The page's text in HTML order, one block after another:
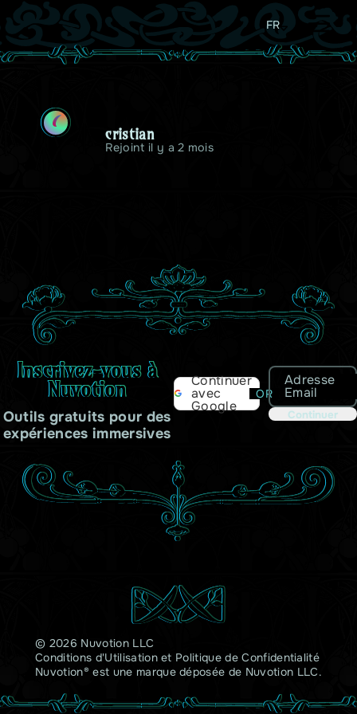
FR
C
cristian
Rejoint il y a 2 mois
Inscrivez-vous à
Nuvotion
Outils gratuits pour des
expériences immersives
Continuer
avec
Google
OR
Adresse
Email
Continuer
© 2026 Nuvotion LLC
Conditions d'Utilisationet Politique de Confidentialité
Nuvotion® est une marque déposée de Nuvotion LLC.